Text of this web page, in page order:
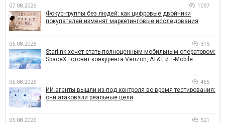
07.08.2026 1097
Фокус-группы без людей: как цифровые двойники
покупателей изменят маркетинговые исследования
06.08.2026 315
Starlink хочет стать полноценным мобильным оператором:
SpaceX готовит конкурента Verizon, AT&T и T-Mobile
06.08.2026 465
ИИ-агенты вышли из-под контроля во время тестирования:
они атаковали реальные цели
05.08.2026 521